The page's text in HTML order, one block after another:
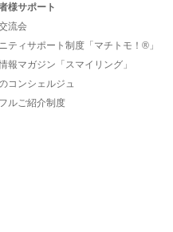
様サポート
流会
ティサポート制度「マチトモ！®」
報マガジン「スマイリング」
コンシェルジュ
ルご紹介制度